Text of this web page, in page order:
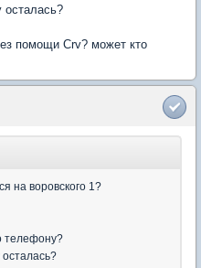
осталась?
помощи Crv? может кто
на воровского 1?
телефону?